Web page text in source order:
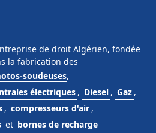
de droit Algérien, fondée
la fabrication des
soudeuses,
électriques , Diesel , Gaz ,
, compresseurs d'air ,
et bornes de recharge